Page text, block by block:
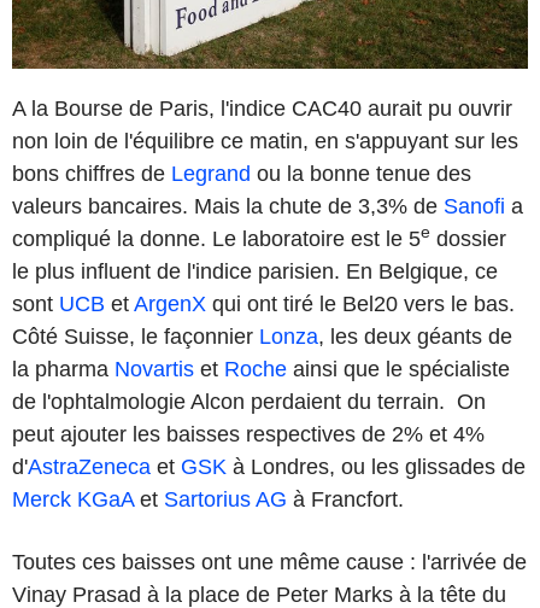
A la Bourse de Paris, l'indice CAC40 aurait pu ouvrir
non loin de l'équilibre ce matin, en s'appuyant sur les
bons chiffres de Legrand ou la bonne tenue des
valeurs bancaires. Mais la chute de 3,3% de Sanofi a
compliqué la donne. Le laboratoire est le 5e dossier
le plus influent de l'indice parisien. En Belgique, ce
sont UCB et ArgenX qui ont tiré le Bel20 vers le bas.
Côté Suisse, le façonnier Lonza, les deux géants de
la pharma Novartis et Roche ainsi que le spécialiste
de l'ophtalmologie Alcon perdaient du terrain. On
peut ajouter les baisses respectives de 2% et 4%
d'AstraZeneca et GSK à Londres, ou les glissades de
Merck KGaAet Sartorius AG à Francfort.
Toutes ces baisses ont une même cause : l'arrivée de
Vinay Prasad à la place de Peter Marks à la tête du